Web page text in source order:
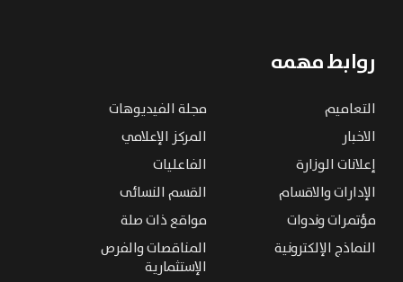
روابط مهمه
التعاميم
مجلة الفيديوهات
الاخبار
المركز الإعلامي
إعلانات الوزارة
الفاعليات
الإدارات والاقسام
القسم النسائى
مؤتمرات وندوات
مواقع ذات صلة
النماذج الإلكترونية
المناقصات والفرص
الإستثمارية